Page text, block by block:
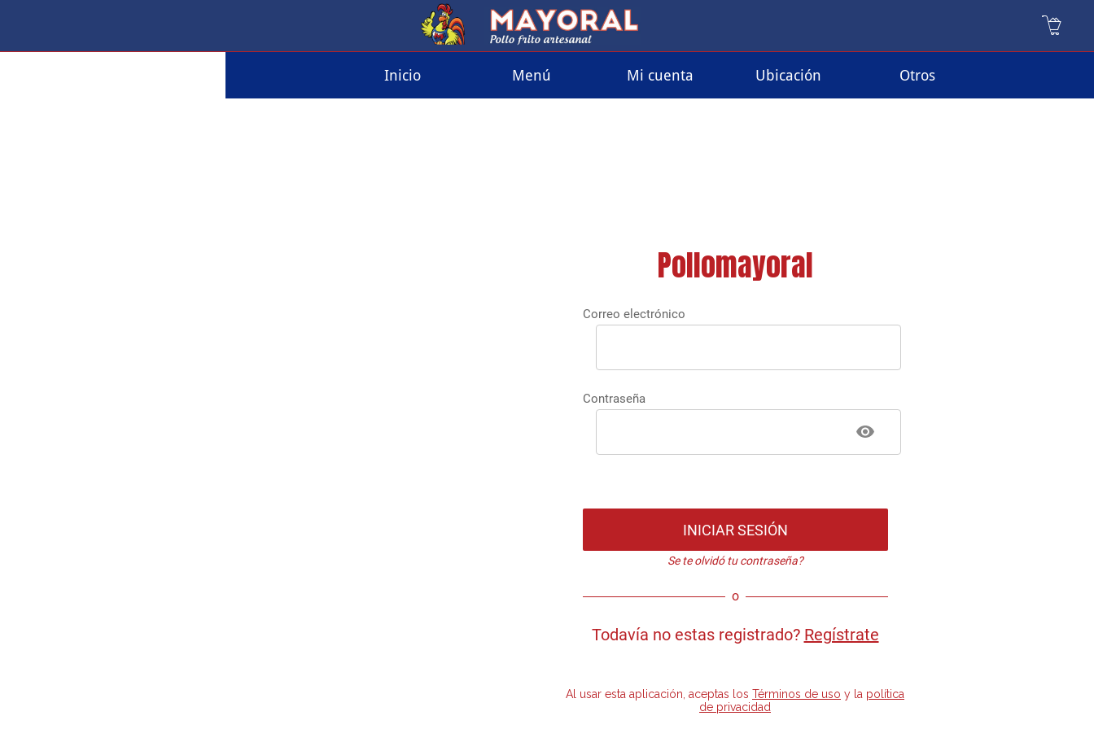
Inicio Menú Mi cuenta Ubicación Otros
Pollomayoral
Correo electrónico
Contraseña
INICIAR SESIÓN
Se te olvidó tu contraseña?
o
Todavía no estas registrado? Regístrate
Al usar esta aplicación, aceptas los Términos de uso y la política
de privacidad